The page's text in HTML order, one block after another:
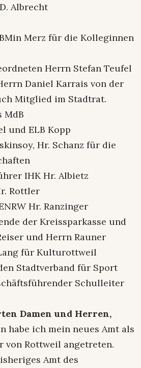
Albrecht
Merz für die Kolleginnen
Herrn Stefan Teufel
Daniel Karrais von der
Mitglied im Stadtrat.
MdB
und ELB Kopp
Hr. Schanz für die
IHK Hr. Albietz
Rottler
Hr. Ranzinger
der Kreissparkasse und
und Herrn Rauner
für Kulturottweil
Stadtverband für Sport
Schulleiter
Damen und Herren,
habe ich mein neues Amt als
von Rottweil angetreten.
Amt des